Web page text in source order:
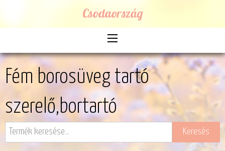
Csodaország
Fém borosüveg tartó
szerelő,bortartó